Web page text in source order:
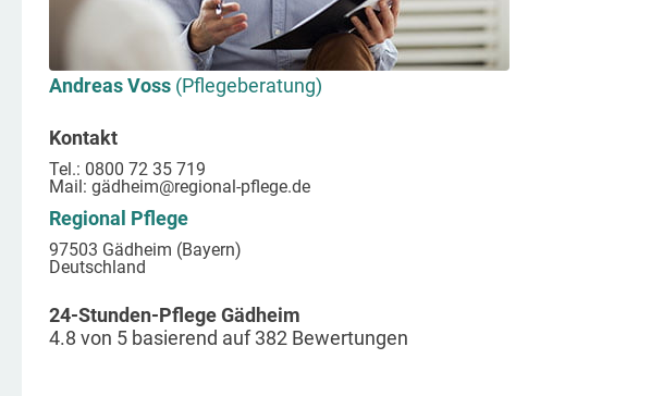
Andreas Voss (Pflegeberatung)
Kontakt
Tel.: 0800 72 35 719
Mail: gädheim@regional-pflege.de
Regional Pflege
97503 Gädheim (Bayern)
Deutschland
24-Stunden-Pflege Gädheim
4.8 von 5 basierend auf382 Bewertungen